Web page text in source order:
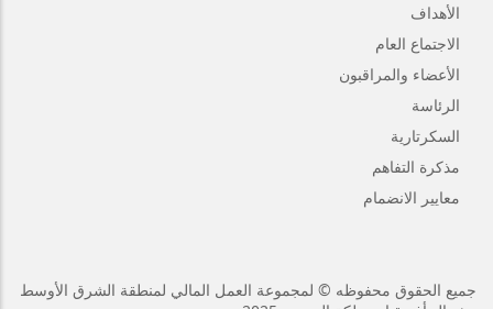
الأهداف
الاجتماع العام
الأعضاء والمراقبون
الرئاسة
السكرتارية
مذكرة التفاهم
معايير الانضمام
جميع الحقوق محفوظه © لمجموعة العمل المالي لمنطقة الشرق الأوسط